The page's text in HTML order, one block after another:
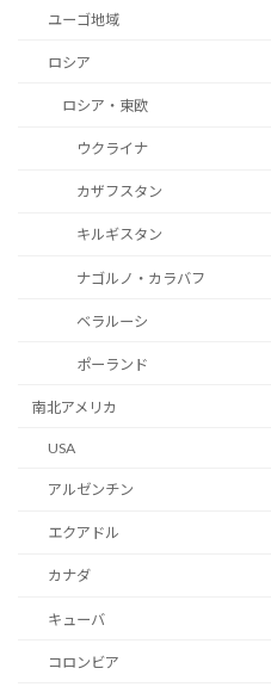
ユーゴ地域
ロシア
ロシア・東欧
ウクライナ
カザフスタン
キルギスタン
ナゴルノ・カラバフ
ベラルーシ
ポーランド
南北アメリカ
USA
アルゼンチン
エクアドル
カナダ
キューバ
コロンビア